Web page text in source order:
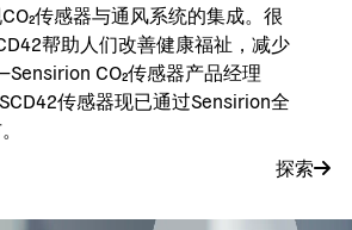
传感器与通风系统的集成。很
帮助人们改善健康福祉，减少
CO₂传感器产品经理
传感器现已通过Sensirion全
探索